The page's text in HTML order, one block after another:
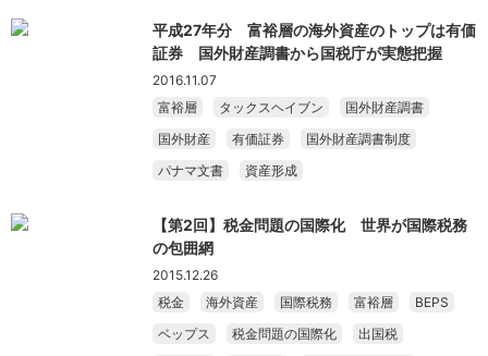
平成27年分 富裕層の海外資産のトップは有価
証券 国外財産調書から国税庁が実態把握
2016.11.07
富裕層
タックスヘイブン
国外財産調書
国外財産
有価証券
国外財産調書制度
パナマ文書
資産形成
【第2回】税金問題の国際化 世界が国際税務
の包囲網
2015.12.26
税金
海外資産 国際税務 富裕層
BEPS
ベップス
税金問題の国際化
出国税